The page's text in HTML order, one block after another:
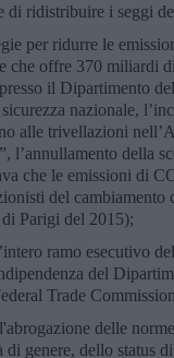
di ridistribuire i seggi
per ridurre le
che offre 370 miliardi
il Dipartimento
nazionale,
alle trivellazioni
l’annullamento della
che le emissioni di
del cambiamento
Parigi del 2015);
ramo esecutivo
del
Trade
delle
genere, dello status